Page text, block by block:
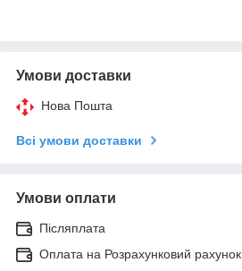
Умови доставки
Нова Пошта
Всі умови доставки
Умови оплати
Післяплата
Оплата на Розрахунковий рахунок